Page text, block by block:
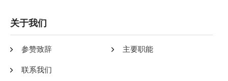
关于我们
参赞致辞 主要职能
联系我们